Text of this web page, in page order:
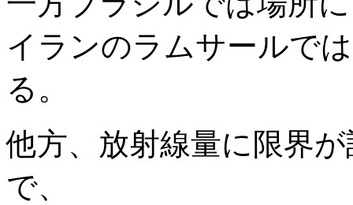
イランのラムサールで
る。
他方、放射線量に限界
で、